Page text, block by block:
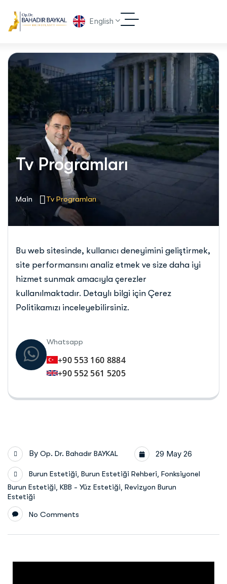
English
Tv Programları
Main Tv Programları
Bu web sitesinde, kullanıcı deneyimini geliştirmek,
site performansını analiz etmek ve size daha iyi
hizmet sunmak amacıyla çerezler
kullanılmaktadır. Detaylı bilgi için Çerez
Politikamızı inceleyebilirsiniz.
Whatsapp
+90 553 160 8884
+90 552 561 5205
By Op. Dr. Bahadır BAYKAL 29 May 26
Burun Estetiği Burun Estetiği Rehberi Fonksiyonel
Burun Estetiği KBB - Yüz Estetiği Revizyon Burun
Estetiği
No Comments